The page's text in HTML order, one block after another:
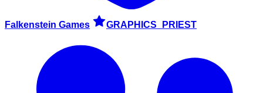
Falkenstein Games GRAPHICS_PRIEST